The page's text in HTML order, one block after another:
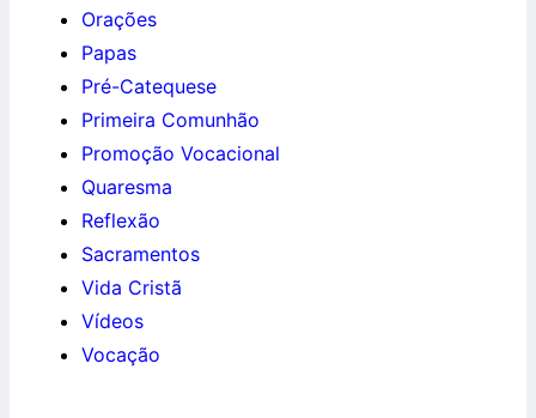
Orações
Papas
Pré-Catequese
Primeira Comunhão
Promoção Vocacional
Quaresma
Reflexão
Sacramentos
Vida Cristã
Vídeos
Vocação